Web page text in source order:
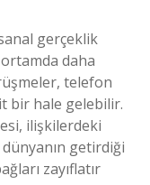
gerçeklik
daha
telefon
bir hale gelebilir.
ilişkilerdeki
getirdiği
zayıflatır